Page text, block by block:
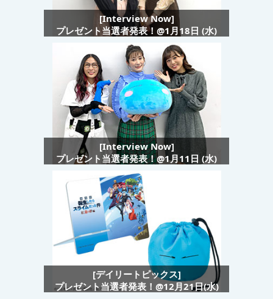
[Interview Now]
プレゼント当選者発表！@1月18日 (水)
[Interview Now]
プレゼント当選者発表！@1月11日 (水)
[デイリートピックス]
プレゼント当選者発表！@12月21日(水)